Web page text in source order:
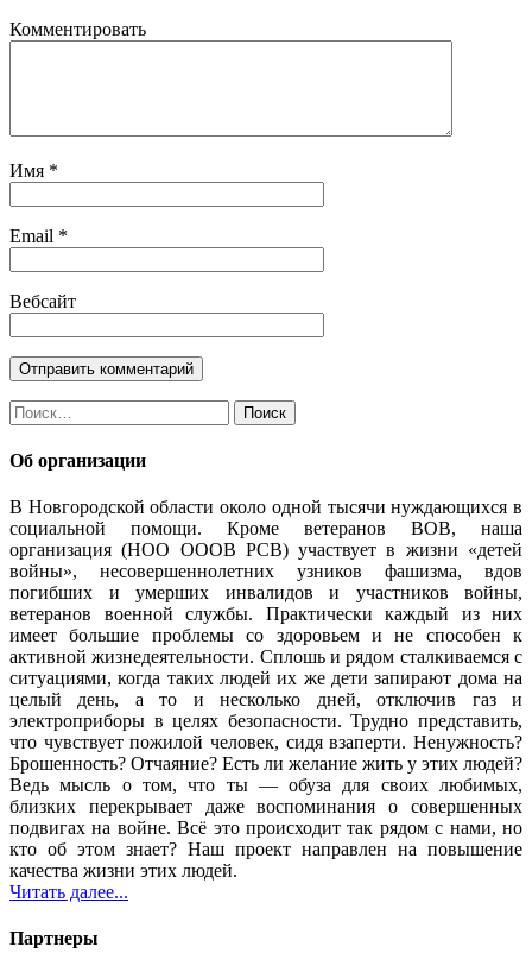
Комментировать
Имя *
Email *
Вебсайт
Найти:
Об организации
В Новгородской области около одной тысячи нуждающихся в
социальной помощи. Кроме ветеранов ВОВ, наша
организация (НОО ОООВ РСВ) участвует в жизни «детей
войны», несовершеннолетних узников фашизма, вдов
погибших и умерших инвалидов и участников войны,
ветеранов военной службы. Практически каждый из них
имеет большие проблемы со здоровьем и не способен к
активной жизнедеятельности. Сплошь и рядом сталкиваемся с
ситуациями, когда таких людей их же дети запирают дома на
целый день, а то и несколько дней, отключив газ и
электроприборы в целях безопасности. Трудно представить,
что чувствует пожилой человек, сидя взаперти. Ненужность?
Брошенность? Отчаяние? Есть ли желание жить у этих людей?
Ведь мысль о том, что ты — обуза для своих любимых,
близких перекрывает даже воспоминания о совершенных
подвигах на войне. Всё это происходит так рядом с нами, но
кто об этом знает? Наш проект направлен на повышение
качества жизни этих людей.
Читать далее...
Партнеры